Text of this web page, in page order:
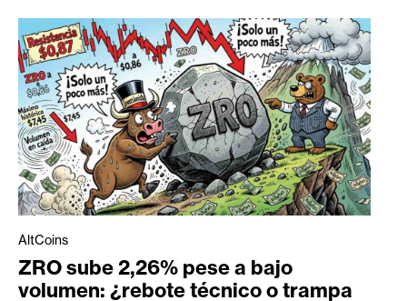
AltCoins
ZRO sube 2,26% pese a bajo
volumen: ¿rebote técnico o trampa